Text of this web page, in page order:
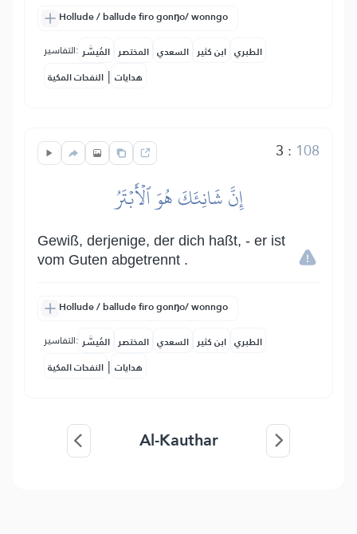
Hollude / ballude firo gonŋo/ wonngo
التفاسير: المُيسَّر المختصر السعدي ابن كثير الطبري
النفحات المكية | هدايات
3 : 108
إِنَّ شَانِئَكَ هُوَ ٱلۡأَبۡتَرُ
Gewiß, derjenige, der dich haßt, - er ist
vom Guten abgetrennt .
Hollude / ballude firo gonŋo/ wonngo
التفاسير: المُيسَّر المختصر السعدي ابن كثير الطبري
النفحات المكية | هدايات
Al-Kauthar